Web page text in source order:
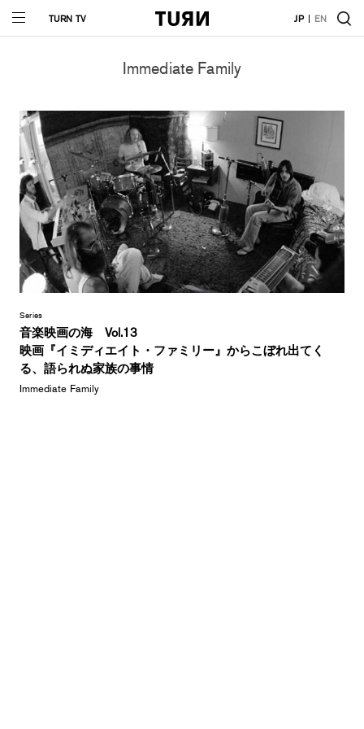
TURN TV JP EN
Immediate Family
Series
音楽映画の海 Vol.13
映画『イミディエイト・ファミリー』からこぼれ出てく
る、語られぬ家族の事情
Immediate Family